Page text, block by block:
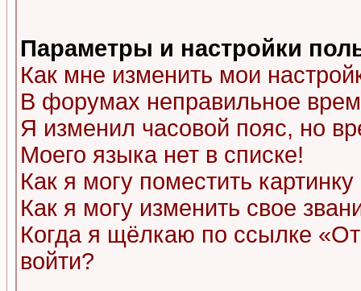
Параметры и настройки
Как мне изменить мои
В форумах неправильное
Я изменил часовой пояс, но
Моего языка нет в списке!
Как я могу поместить
Как я могу изменить свое
Когда я щёлкаю по ссылке
войти?